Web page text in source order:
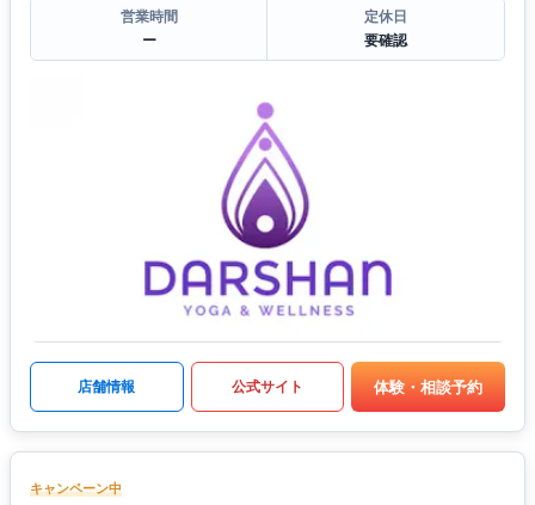
営業時間
ー
定休日
要確認
店舗情報 公式サイト 体験・相談予約
キャンペーン中